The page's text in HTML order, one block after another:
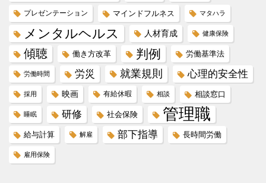
プレゼンテーション マインドフルネス マタハラ
メンタルヘルス 人材育成 健康保険
傾聴 働き方改革 判例 労働基準法
労働時間 労災 就業規則 心理的安全性
採用 映画 有給休暇 相談 相談窓口
睡眠 研修 社会保険 管理職
給与計算 解雇 部下指導 長時間労働
雇用保険